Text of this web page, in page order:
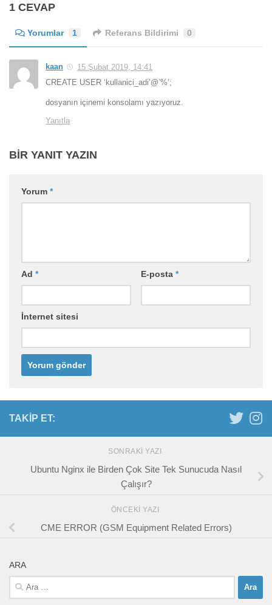
1 CEVAP
Yorumlar 1 Referans Bildirimi 0
kaan
15 Şubat 2019, 14:41
CREATE USER ‘kullanici_adi’@’%’;
dosyanın içinemi konsolamı yazıyoruz.
Yanıtla
BIR YANIT YAZIN
Yorum *
Ad * E-posta *
İnternet sitesi
TAKIP ET:
SONRAKI YAZI
Ubuntu Nginx ile Birden Çok Site Tek Sunucuda Nasıl
Çalışır?
ÖNCEKI YAZI
CME ERROR (GSM Equipment Related Errors)
ARA
Arama: